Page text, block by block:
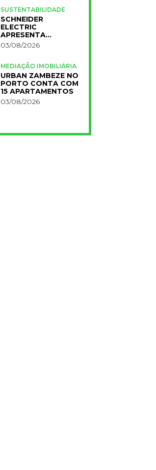
SUSTENTABILIDADE
SCHNEIDER
ELECTRIC
APRESENTA
PRIMEIROS
RESULTADOS DO
03/08/2026
MEDIAÇÃO IMOBILIÁRIA
URBAN ZAMBEZE NO
PORTO CONTA COM
15 APARTAMENTOS
03/08/2026